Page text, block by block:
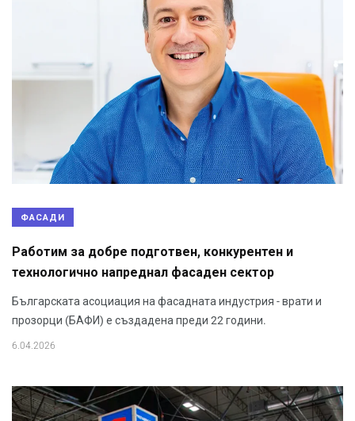
ФАСАДИ
Работим за добре подготвен, конкурентен и
технологично напреднал фасаден сектор
Българската асоциация на фасадната индустрия - врати и
прозорци (БАФИ) е създадена преди 22 години.
6.04.2026